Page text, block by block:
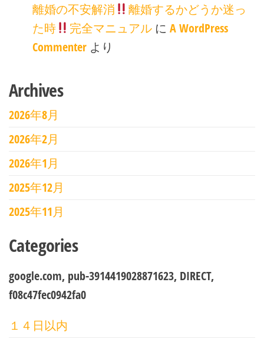
離婚の不安解消
離婚するかどうか迷っ
た時
完全マニュアルに A WordPress
Commenter より
Archives
2026年8月
2026年2月
2026年1月
2025年12月
2025年11月
Categories
google.com, pub-3914419028871623, DIRECT,
f08c47fec0942fa0
１４日以内